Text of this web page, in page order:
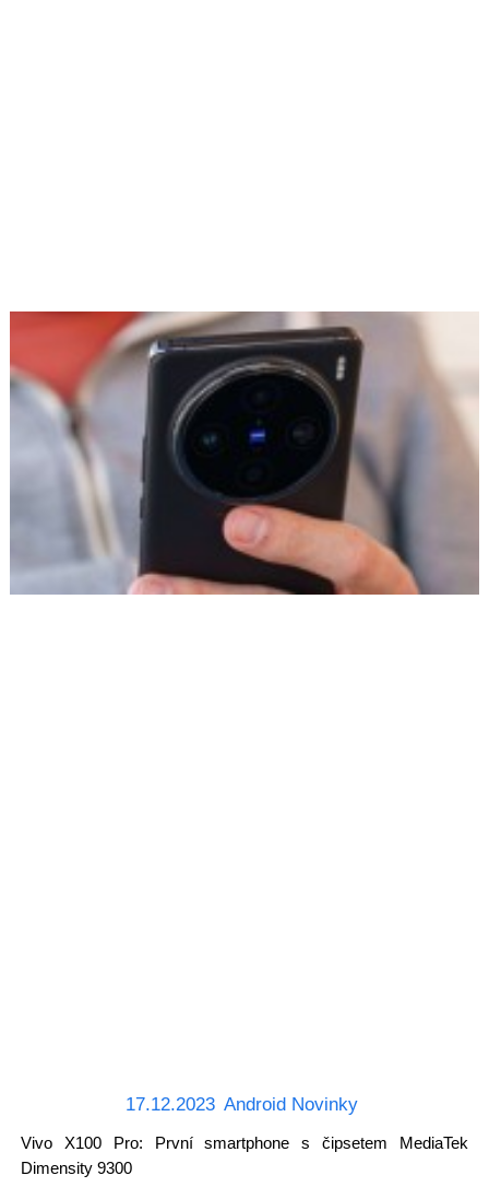
17.12.2023 Android Novinky
Vivo X100 Pro: První smartphone s čipsetem MediaTek
Dimensity 9300